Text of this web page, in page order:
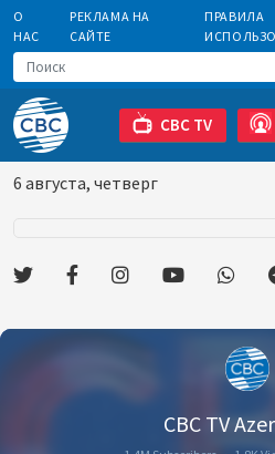
О
НАС
РЕКЛАМА НА
САЙТЕ
ПРАВИЛА
CBC TV
6 августа, четверг
CBC TV